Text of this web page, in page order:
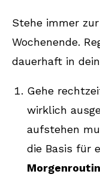
Stehe immer
Wochenende.
dauerhaft in
Gehe
wirklich
aufstehen
die Basis für